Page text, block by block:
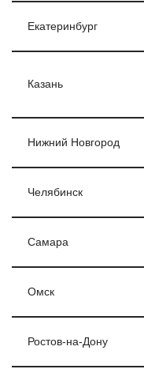
Екатеринбург
Казань
Нижний Новгород
Челябинск
Самара
Омск
Ростов-на-Дону